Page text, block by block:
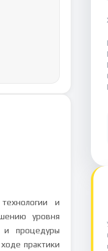
и
уровня
и процедуры
практики